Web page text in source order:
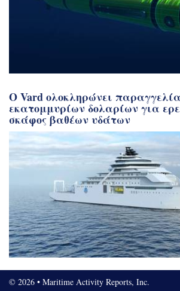
Ο Vard ολοκληρώνει
εκατομμυρίων δολαρίων για
σκάφος βαθέων υδάτων
© 2026 • Maritime Activity Reports, Inc.